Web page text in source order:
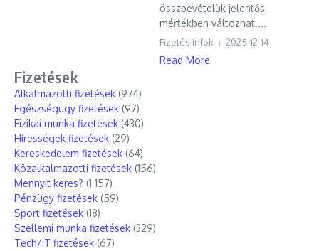
összbevételük jelentős
mértékben változhat....
Fizetés Infók 2025-12-14
Read More
Fizetések
Alkalmazotti fizetések (974)
Egészségügy fizetések (97)
Fizikai munka fizetések (430)
Hírességek fizetések (29)
Kereskedelem fizetések (64)
Közalkalmazotti fizetések (156)
Mennyit keres? (1 157)
Pénzügy fizetések (59)
Sport fizetések (18)
Szellemi munka fizetések (329)
Tech/IT fizetések (67)